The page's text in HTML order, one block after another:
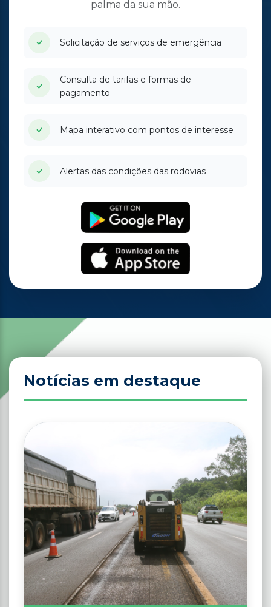
palma da sua mão.
Solicitação de serviços de emergência
Consulta de tarifas e formas de
pagamento
Mapa interativo com pontos de interesse
Alertas das condições das rodovias
Notícias em destaque